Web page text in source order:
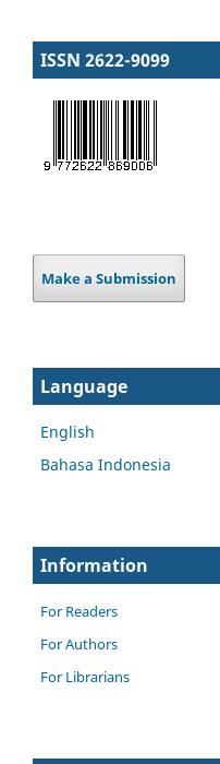
ISSN 2622-9099
Make a Submission
Language
English
Bahasa Indonesia
Information
For Readers
For Authors
For Librarians